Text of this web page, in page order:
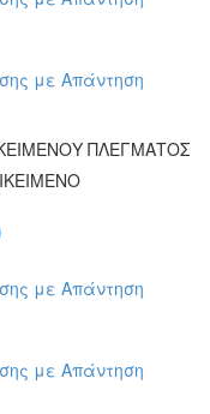
με Απάντηση
ΠΛΕΓΜΑΤΟΣ
με Απάντηση
με Απάντηση